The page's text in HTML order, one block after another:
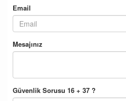
Email
Mesajınız
Güvenlik Sorusu 16 + 37 ?